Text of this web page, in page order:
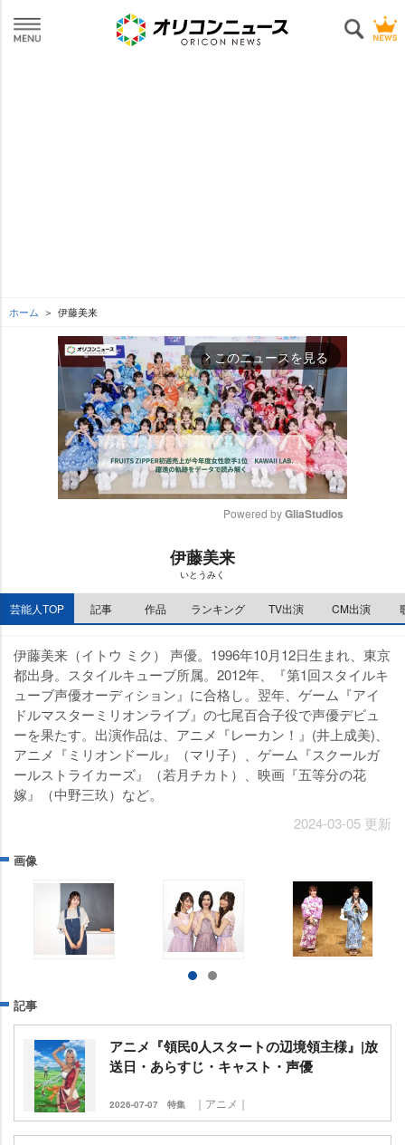
ホーム 伊藤美来
arrow_forward_ios このニュースを見る
e
Powered by GliaStudios
伊藤美来
いとうみく
芸能人TOP 記事 作品 ランキング TV出演 CM出演
伊藤美来（イトウ ミク） 声優。1996年10月12日生まれ、東京
都出身。スタイルキューブ所属。2012年、『第1回スタイルキ
ューブ声優オーディション』に合格し。翌年、ゲーム『アイ
ドルマスターミリオンライブ』の七尾百合子役で声優デビュ
ーを果たす。出演作品は、アニメ『レーカン！』(井上成美)、
アニメ『ミリオンドール』（マリ子）、ゲーム『スクールガ
ールストライカーズ』（若月チカト）、映画『五等分の花
嫁』（中野三玖）など。
2024-03-05 更新
画像
記事
アニメ『領民0人スタートの辺境領主様』|放
送日・あらすじ・キャスト・声優
2026-07-07 特集 ｜アニメ｜